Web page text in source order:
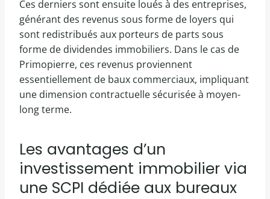
Ces derniers sont ensuite loués à des entreprises,
générant des revenus sous forme de loyers qui
sont redistribués aux porteurs de parts sous
forme de dividendes immobiliers. Dans le cas de
Primopierre, ces revenus proviennent
essentiellement de baux commerciaux, impliquant
une dimension contractuelle sécurisée à moyen-
long terme.
Les avantages d’un
investissement immobilier via
une SCPI dédiée aux bureaux